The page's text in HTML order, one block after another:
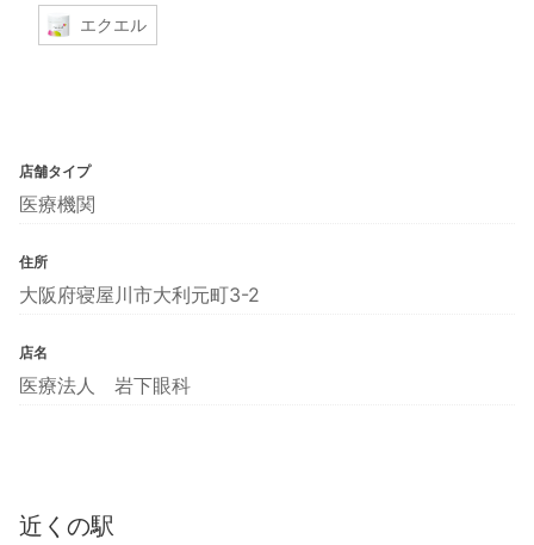
エクエル
店舗タイプ
医療機関
住所
大阪府寝屋川市大利元町3-2
店名
医療法人 岩下眼科
近くの駅